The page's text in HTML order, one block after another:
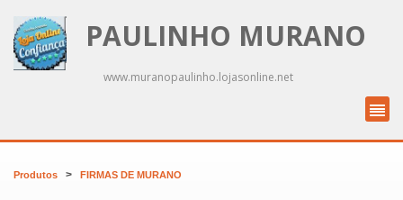
PAULINHO MURANO
www.muranopaulinho.lojasonline.net
Produtos > FIRMAS DE MURANO